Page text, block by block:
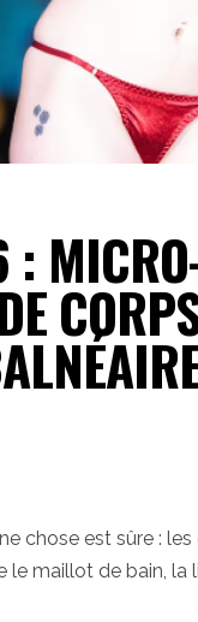
:
chose est sûre :
maillot de bain, la